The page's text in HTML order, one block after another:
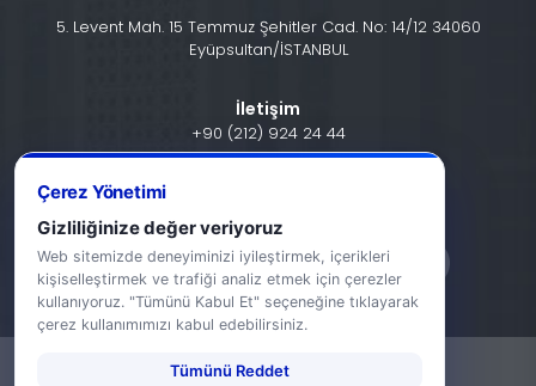
5. Levent Mah. 15 Temmuz Şehitler Cad. No: 14/12 34060
Eyüpsultan/İSTANBUL
İletişim
+90 (212) 924 24 44
KVKK Bildirimi-Gizlilik Bildirimi
Çerez Yönetimi
Gizliliğinize değer veriyoruz
Web sitemizde deneyiminizi iyileştirmek, içerikleri
kişiselleştirmek ve trafiği analiz etmek için çerezler
kullanıyoruz. "Tümünü Kabul Et" seçeneğine tıklayarak
çerez kullanımımızı kabul edebilirsiniz.
Tümünü Reddet